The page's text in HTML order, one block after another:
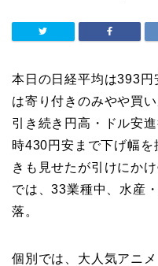
本日の日経平均は393円
は寄り付きのみやや買
引き続き円高・ドル安
時430円安まで下げ幅
きも見せたが引けにか
では、33業種中、水産
落。
個別では、大人気アニ